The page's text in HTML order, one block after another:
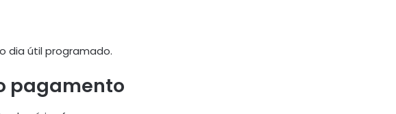
dia útil programado.
pagamento